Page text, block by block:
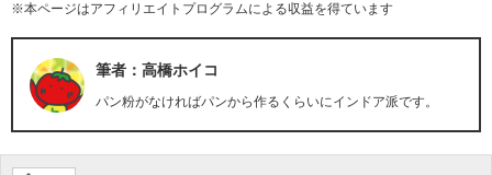
※本ページはアフィリエイトプログラムによる収益を得ています
筆者：高橋ホイコ
パン粉がなければパンから作るくらいにインドア派です。